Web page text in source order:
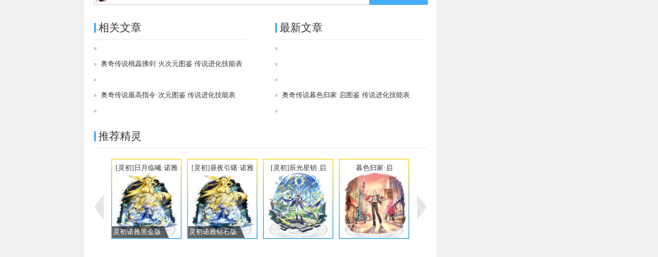
相关文章
奥奇传说桃蕊拂剑·火次元图鉴 传说进化技能表
奥奇传说最高指令·次元图鉴 传说进化技能表
最新文章
奥奇传说暮色归家·启图鉴 传说进化技能表
推荐精灵
[灵初]日月临曦·诺雅
灵初诺雅黑金版
[灵初]昼夜引曙·诺雅
灵初诺雅钻石版
[灵初]辰光星钥·启 暮色归家·启